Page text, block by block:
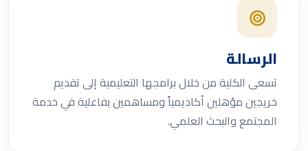
الرسالة
تسعى الكلية من خلال برامجها التعليمية إلى تقديم
خريجين مؤهلين أكاديمياً ومساهمين بفاعلية في خدمة
المجتمع والبحث العلمي.